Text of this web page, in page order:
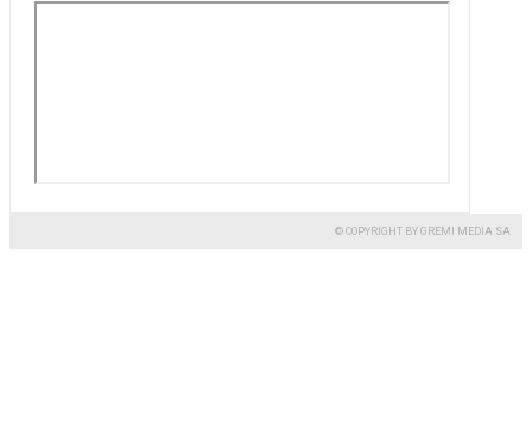
© COPYRIGHT BY GREMI MEDIA SA